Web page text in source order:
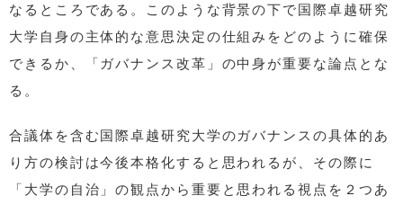
なるところである。このような背景の下で国際卓越研究
大学自身の主体的な意思決定の仕組みをどのように確保
できるか、「ガバナンス改革」の中身が重要な論点とな
る。
合議体を含む国際卓越研究大学のガバナンスの具体的あ
り方の検討は今後本格化すると思われるが、その際に
「大学の自治」の観点から重要と思われる視点を２つあ